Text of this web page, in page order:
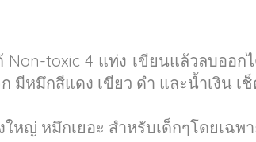
Non-toxic 4 แท่ง เขียนแล้วลบออ
มีหมึกสีแดง เขียว ดำ และน้ำเงิน
ญ่ หมึกเยอะ สำหรับเด็กๆโดยเฉพา